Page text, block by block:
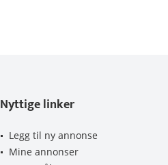
Nyttige linker
Legg til ny annonse
Mine annonser